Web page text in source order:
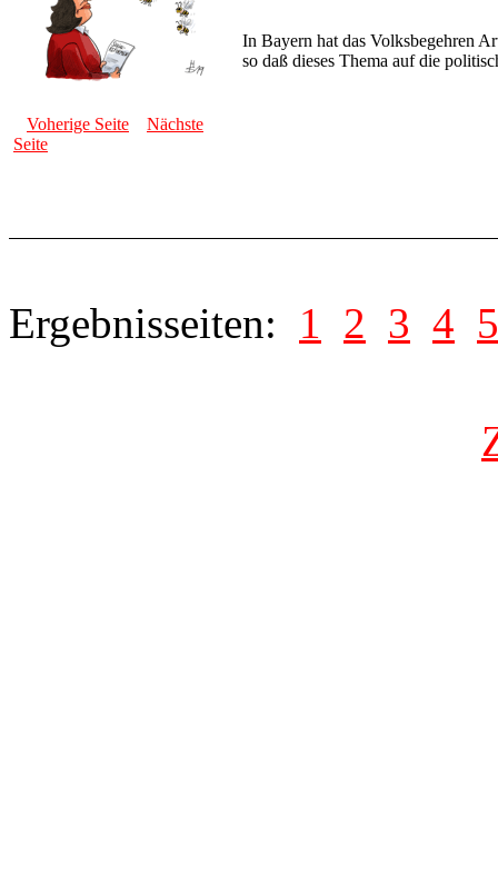
In Bayern hat das Volksbegehren
so daß dieses Thema auf die
Voherige Seite
Nächste
Seite
Ergebnisseiten: 1 2 3 4 5